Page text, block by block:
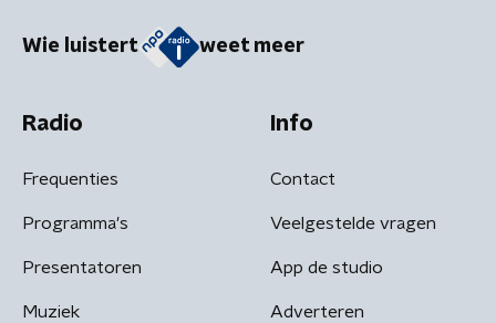
Wie luistert weet meer
Radio
Frequenties
Programma's
Presentatoren
Muziek
Info
Contact
Veelgestelde vragen
App de studio
Adverteren